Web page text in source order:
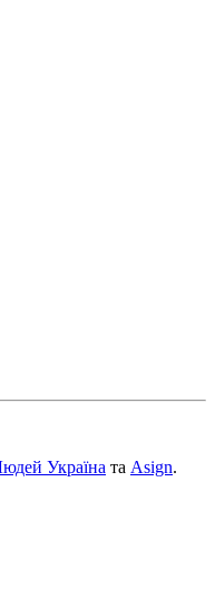
Україна та Asign.